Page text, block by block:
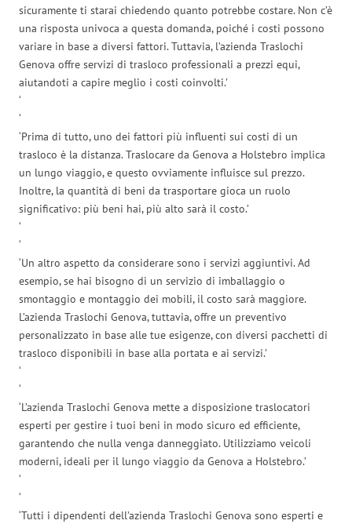
sicuramente ti starai chiedendo quanto potrebbe costare. Non c’è
una risposta univoca a questa domanda, poiché i costi possono
variare in base a diversi fattori. Tuttavia, l’azienda Traslochi
Genova offre servizi di trasloco professionali a prezzi equi,
aiutandoti a capire meglio i costi coinvolti.’
‘
‘
‘Prima di tutto, uno dei fattori più influenti sui costi di un
trasloco è la distanza. Traslocare da Genova a Holstebro implica
un lungo viaggio, e questo ovviamente influisce sul prezzo.
Inoltre, la quantità di beni da trasportare gioca un ruolo
significativo: più beni hai, più alto sarà il costo.’
‘
‘
‘Un altro aspetto da considerare sono i servizi aggiuntivi. Ad
esempio, se hai bisogno di un servizio di imballaggio o
smontaggio e montaggio dei mobili, il costo sarà maggiore.
L’azienda Traslochi Genova, tuttavia, offre un preventivo
personalizzato in base alle tue esigenze, con diversi pacchetti di
trasloco disponibili in base alla portata e ai servizi.’
‘
‘
‘L’azienda Traslochi Genova mette a disposizione traslocatori
esperti per gestire i tuoi beni in modo sicuro ed efficiente,
garantendo che nulla venga danneggiato. Utilizziamo veicoli
moderni, ideali per il lungo viaggio da Genova a Holstebro.’
‘
‘
‘Tutti i dipendenti dell’azienda Traslochi Genova sono esperti e